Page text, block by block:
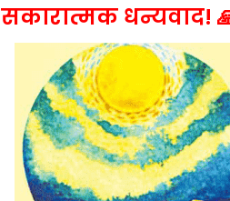
सकारात्मक धन्यवाद!